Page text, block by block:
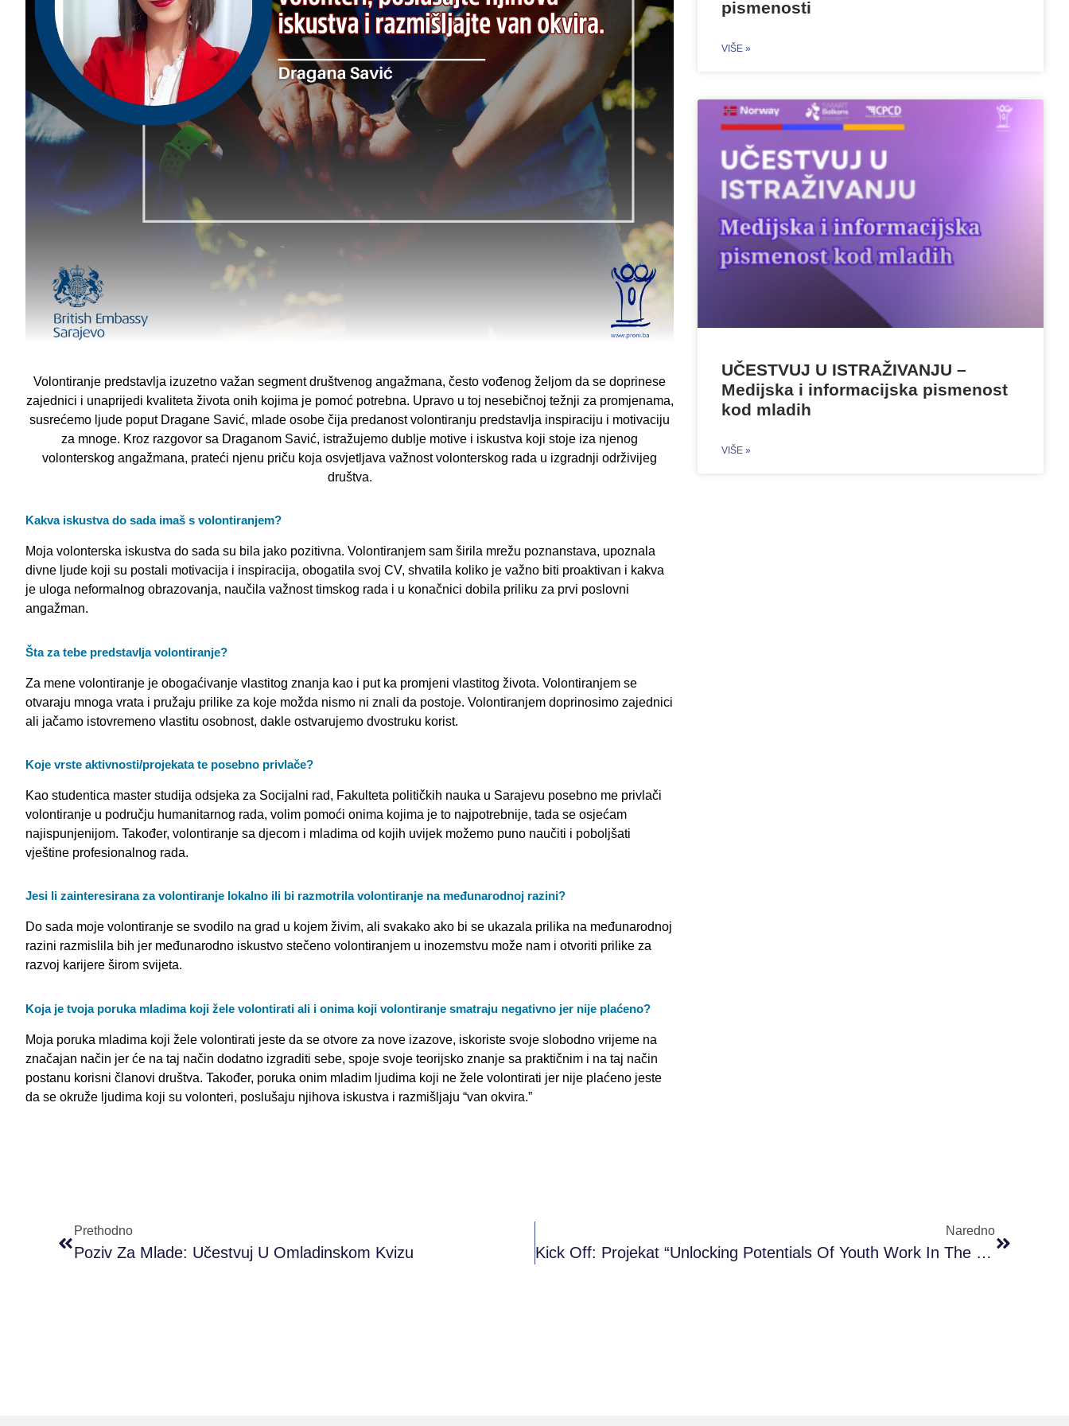
Volontiranje predstavlja izuzetno važan segment društvenog angažmana, često vođenog željom da se doprinese
zajednici i unaprijedi kvaliteta života onih kojima je pomoć potrebna. Upravo u toj nesebičnoj težnji za promjenama,
susrećemo ljude poput Dragane Savić, mlade osobe čija predanost volontiranju predstavlja inspiraciju i motivaciju
za mnoge. Kroz razgovor sa Draganom Savić, istražujemo dublje motive i iskustva koji stoje iza njenog
volonterskog angažmana, prateći njenu priču koja osvjetljava važnost volonterskog rada u izgradnji održivijeg
društva.
Kakva iskustva do sada imaš s volontiranjem?
Moja volonterska iskustva do sada su bila jako pozitivna. Volontiranjem sam širila mrežu poznanstava, upoznala
divne ljude koji su postali motivacija i inspiracija, obogatila svoj CV, shvatila koliko je važno biti proaktivan i kakva
je uloga neformalnog obrazovanja, naučila važnost timskog rada i u konačnici dobila priliku za prvi poslovni
angažman.
Šta za tebe predstavlja volontiranje?
Za mene volontiranje je obogaćivanje vlastitog znanja kao i put ka promjeni vlastitog života. Volontiranjem se
otvaraju mnoga vrata i pružaju prilike za koje možda nismo ni znali da postoje. Volontiranjem doprinosimo zajednici
ali jačamo istovremeno vlastitu osobnost, dakle ostvarujemo dvostruku korist.
Koje vrste aktivnosti/projekata te posebno privlače?
Kao studentica master studija odsjeka za Socijalni rad, Fakulteta političkih nauka u Sarajevu posebno me privlači
volontiranje u području humanitarnog rada, volim pomoći onima kojima je to najpotrebnije, tada se osjećam
najispunjenijom. Također, volontiranje sa djecom i mladima od kojih uvijek možemo puno naučiti i poboljšati
vještine profesionalnog rada.
Jesi li zainteresirana za volontiranje lokalno ili bi razmotrila volontiranje na međunarodnoj razini?
Do sada moje volontiranje se svodilo na grad u kojem živim, ali svakako ako bi se ukazala prilika na međunarodnoj
razini razmislila bih jer međunarodno iskustvo stečeno volontiranjem u inozemstvu može nam i otvoriti prilike za
razvoj karijere širom svijeta.
Koja je tvoja poruka mladima koji žele volontirati ali i onima koji volontiranje smatraju negativno jer nije plaćeno?
Moja poruka mladima koji žele volontirati jeste da se otvore za nove izazove, iskoriste svoje slobodno vrijeme na
značajan način jer će na taj način dodatno izgraditi sebe, spoje svoje teorijsko znanje sa praktičnim i na taj način
postanu korisni članovi društva. Također, poruka onim mladim ljudima koji ne žele volontirati jer nije plaćeno jeste
da se okruže ljudima koji su volonteri, poslušaju njihova iskustva i razmišljaju “van okvira.”
pismenosti
VIŠE »
UČESTVUJ U ISTRAŽIVANJU –
Medijska i informacijska pismenost
kod mladih
VIŠE »
Prethodno
Poziv Za Mlade: Učestvuj U Omladinskom Kvizu
Naredno
Kick Off: Projekat “Unlocking Potentials Of Youth Work In The Western Balkan Region”